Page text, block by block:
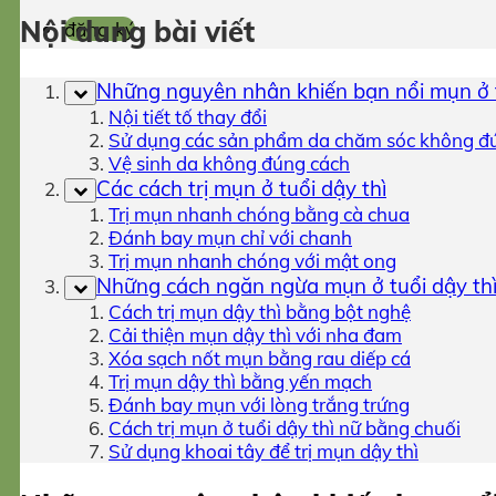
đăng ký
Nội dung bài viết
Những nguyên nhân khiến bạn nổi mụn
Nội tiết tố thay đổi
Sử dụng các sản phẩm da chăm sóc không
Vệ sinh da không đúng cách
Các cách trị mụn ở tuổi dậy thì
Trị mụn nhanh chóng bằng cà chua
Đánh bay mụn chỉ với chanh
Trị mụn nhanh chóng với mật ong
Những cách ngăn ngừa mụn ở tuổi dậy thì
Cách trị mụn dậy thì bằng bột nghệ
Cải thiện mụn dậy thì với nha đam
Xóa sạch nốt mụn bằng rau diếp cá
Trị mụn dậy thì bằng yến mạch
Đánh bay mụn với lòng trắng trứng
Cách trị mụn ở tuổi dậy thì nữ bằng chuối
Sử dụng khoai tây để trị mụn dậy thì